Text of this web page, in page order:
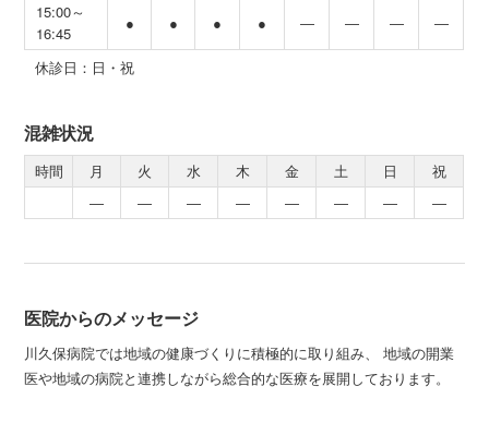
15:00～
16:45
● ● ● ● ― ― ― ―
休診日：日・祝
混雑状況
時間 月 火 水 木 金 土 日
祝
―
― ― ― ― ― ― ―
医院からのメッセージ
川久保病院では地域の健康づくりに積極的に取り組み、 地域の開業
医や地域の病院と連携しながら総合的な医療を展開しております。